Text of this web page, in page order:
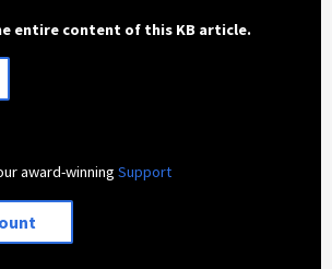
entire content of this KB article.
award-winningSupport